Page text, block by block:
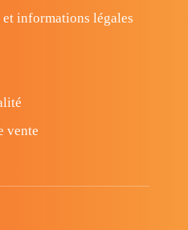
informations légales
vente